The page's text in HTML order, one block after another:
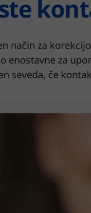
način za
enostavne za
seveda, če